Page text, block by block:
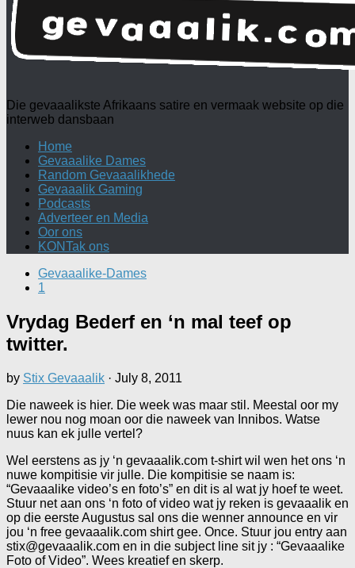
Die gevaaalikste Afrikaans satire en vermaak website op die
interweb dansbaan
Home
Gevaaalike Dames
Random Gevaaalikhede
Gevaaalik Gaming
Podcasts
Adverteer en Media
Oor ons
KONTak ons
Gevaaalike-Dames
1
Vrydag Bederf en ‘n mal teef op
twitter.
by Stix Gevaaalik · July 8, 2011
Die naweek is hier. Die week was maar stil. Meestal oor my
lewer nou nog moan oor die naweek van Innibos. Watse
nuus kan ek julle vertel?
Wel eerstens as jy ‘n gevaaalik.com t-shirt wil wen het ons ‘n
nuwe kompitisie vir julle. Die kompitisie se naam is:
“Gevaaalike video’s en foto’s” en dit is al wat jy hoef te weet.
Stuur net aan ons ‘n foto of video wat jy reken is gevaaalik en
op die eerste Augustus sal ons die wenner announce en vir
jou ‘n free gevaaalik.com shirt gee. Once. Stuur jou entry aan
stix@gevaaalik.com en in die subject line sit jy : “Gevaaalike
Foto of Video”. Wees kreatief en skerp.